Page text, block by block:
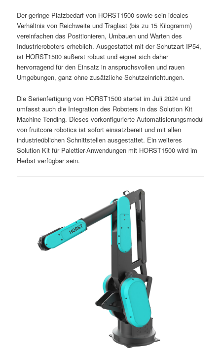
Der geringe Platzbedarf von HORST1500 sowie sein ideales
Verhältnis von Reichweite und Traglast (bis zu 15 Kilogramm)
vereinfachen das Positionieren, Umbauen und Warten des
Industrieroboters erheblich. Ausgestattet mit der Schutzart IP54,
ist HORST1500 äußerst robust und eignet sich daher
hervorragend für den Einsatz in anspruchsvollen und rauen
Umgebungen, ganz ohne zusätzliche Schutzeinrichtungen.
Die Serienfertigung von HORST1500 startet im Juli 2024 und
umfasst auch die Integration des Roboters in das Solution Kit
Machine Tending. Dieses vorkonfigurierte Automatisierungsmodul
von fruitcore robotics ist sofort einsatzbereit und mit allen
industrieüblichen Schnittstellen ausgestattet. Ein weiteres
Solution Kit für Palettier-Anwendungen mit HORST1500 wird im
Herbst verfügbar sein.